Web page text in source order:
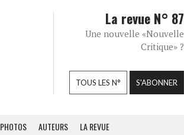
La revue N° 87
Une nouvelle «Nouvelle
Critique» ?
TOUS LES N° S'ABONNER
PHOTOS AUTEURS LA REVUE